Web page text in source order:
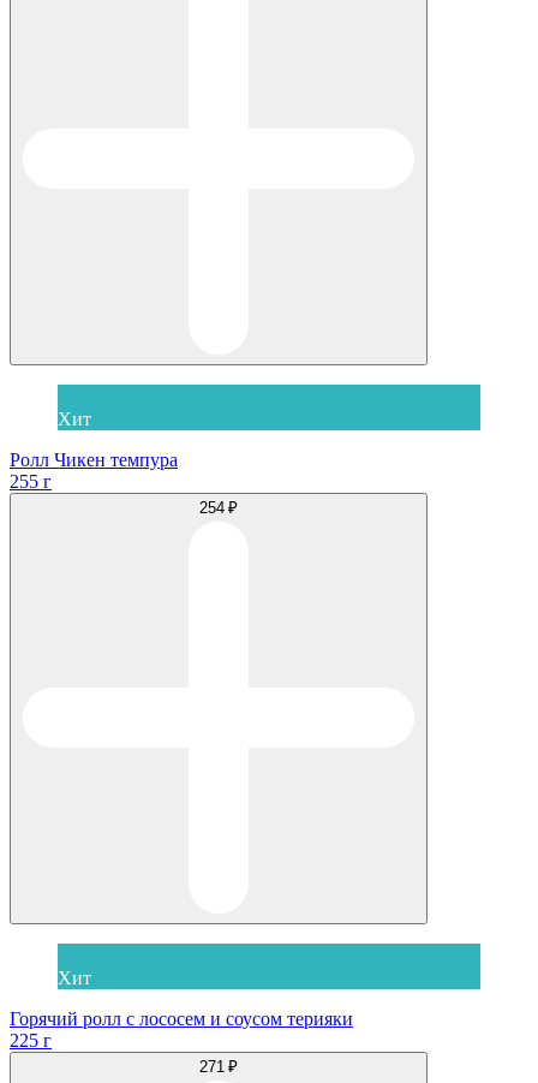
Хит
Ролл Чикен темпура
255 г
254 ₽
Хит
Горячий ролл с лососем и соусом терияки
225 г
271 ₽